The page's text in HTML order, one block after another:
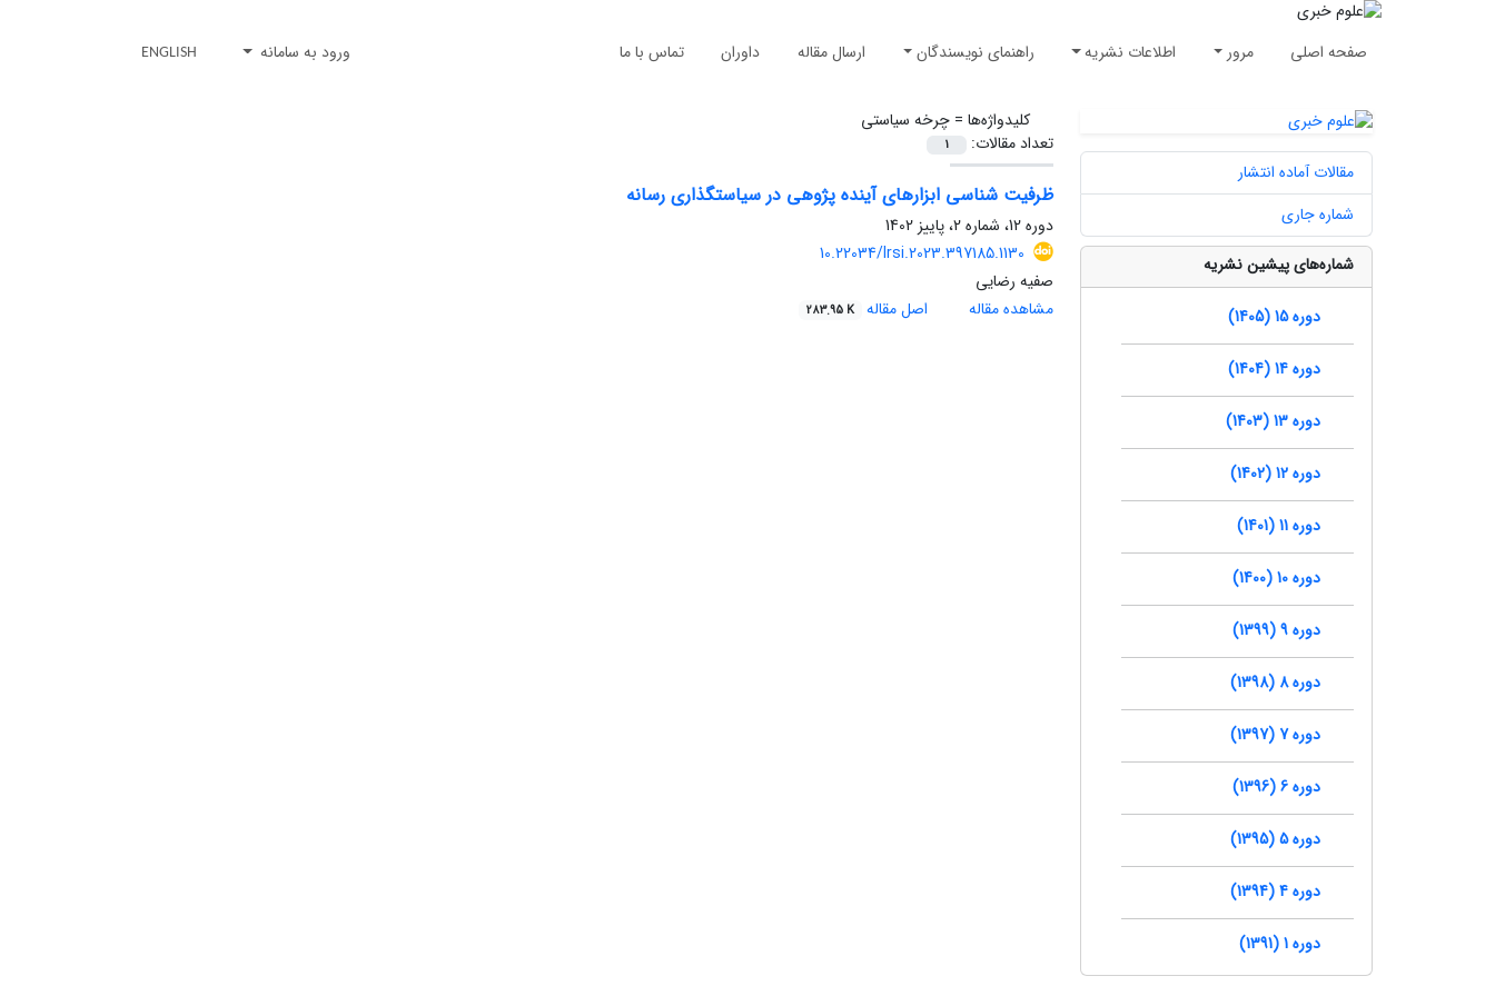
صفحه اصلی مرور اطلاعات نشریه راهنمای نویسندگان ارسال مقاله داوران تماس با ما ورود به سامانه ENGLISH
کلیدواژه‌ها =چرخه سیاستی
تعداد مقالات:
1
ظرفیت شناسی ابزارهای آینده پژوهی در سیاستگذاری رسانه
دوره 12، شماره 2، پاییز 1402
10.22034/lrsi.2023.397185.1130
صفیه رضایی
مشاهده مقاله
اصل مقاله 283.95 K
مقالات آماده انتشار
شماره جاری
شماره‌های پیشین نشریه
دوره 15 (1405)
دوره 14 (1404)
دوره 13 (1403)
دوره 12 (1402)
دوره 11 (1401)
دوره 10 (1400)
دوره 9 (1399)
دوره 8 (1398)
دوره 7 (1397)
دوره 6 (1396)
دوره 5 (1395)
دوره 4 (1394)
دوره 1 (1391)